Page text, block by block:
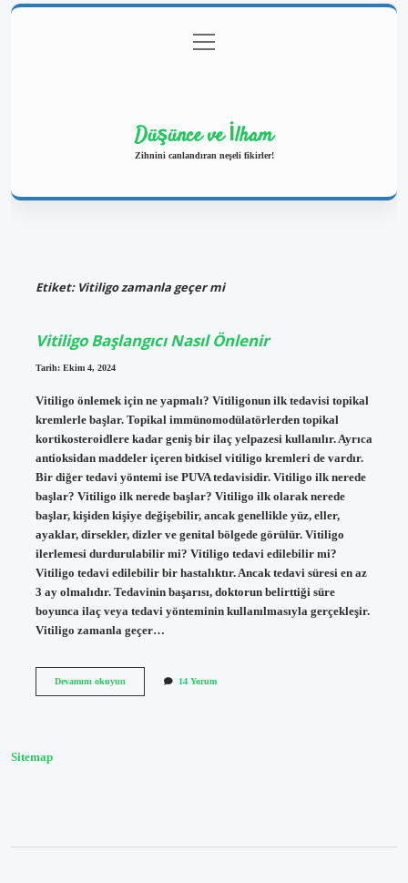
Gizlilik Politikası
menüyü
aç
Düşünce ve İlham
Zihnini canlandıran neşeli fikirler!
Etiket: Vitiligo zamanla geçer mi
Vitiligo Başlangıcı Nasıl Önlenir
Tarih: Ekim 4, 2024
Vitiligo önlemek için ne yapmalı? Vitiligonun ilk tedavisi topikal
kremlerle başlar. Topikal immünomodülatörlerden topikal
kortikosteroidlere kadar geniş bir ilaç yelpazesi kullanılır. Ayrıca
antioksidan maddeler içeren bitkisel vitiligo kremleri de vardır.
Bir diğer tedavi yöntemi ise PUVA tedavisidir. Vitiligo ilk nerede
başlar? Vitiligo ilk nerede başlar? Vitiligo ilk olarak nerede
başlar, kişiden kişiye değişebilir, ancak genellikle yüz, eller,
ayaklar, dirsekler, dizler ve genital bölgede görülür. Vitiligo
ilerlemesi durdurulabilir mi? Vitiligo tedavi edilebilir mi?
Vitiligo tedavi edilebilir bir hastalıktır. Ancak tedavi süresi en az
3 ay olmalıdır. Tedavinin başarısı, doktorun belirttiği süre
boyunca ilaç veya tedavi yönteminin kullanılmasıyla gerçekleşir.
Vitiligo zamanla geçer…
Devamını okuyunVitiligo
14 Yorum
Sitemap